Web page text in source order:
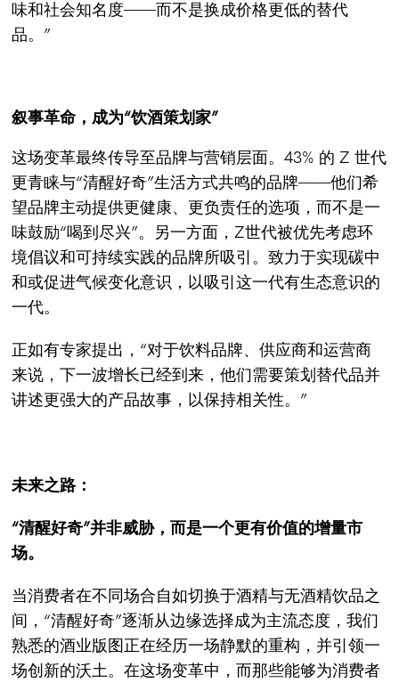
味和社会知名度——而不是换成价格更低的替代
品。”
叙事革命，成为“饮酒策划家”
这场变革最终传导至品牌与营销层面。43% 的 Z 世代
更青睐与“清醒好奇”生活方式共鸣的品牌——他们希
望品牌主动提供更健康、更负责任的选项，而不是一
味鼓励“喝到尽兴”。另一方面，Z世代被优先考虑环
境倡议和可持续实践的品牌所吸引。致力于实现碳中
和或促进气候变化意识，以吸引这一代有生态意识的
一代。
正如有专家提出，“对于饮料品牌、供应商和运营商
来说，下一波增长已经到来，他们需要策划替代品并
讲述更强大的产品故事，以保持相关性。”
未来之路：
“清醒好奇”并非威胁，而是一个更有价值的增量市
场。
当消费者在不同场合自如切换于酒精与无酒精饮品之
间，“清醒好奇”逐渐从边缘选择成为主流态度，我们
熟悉的酒业版图正在经历一场静默的重构，并引领一
场创新的沃土。在这场变革中，而那些能够为消费者